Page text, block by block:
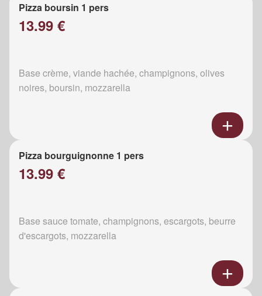
Pizza boursin 1 pers
13.99 €
Base crème, viande hachée, champignons, olives
noires, boursin, mozzarella
Pizza bourguignonne 1 pers
13.99 €
Base sauce tomate, champignons, escargots, beurre
d'escargots, mozzarella